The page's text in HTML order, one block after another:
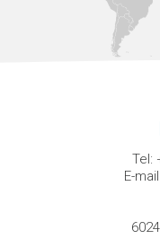
Tel:
E-mail: